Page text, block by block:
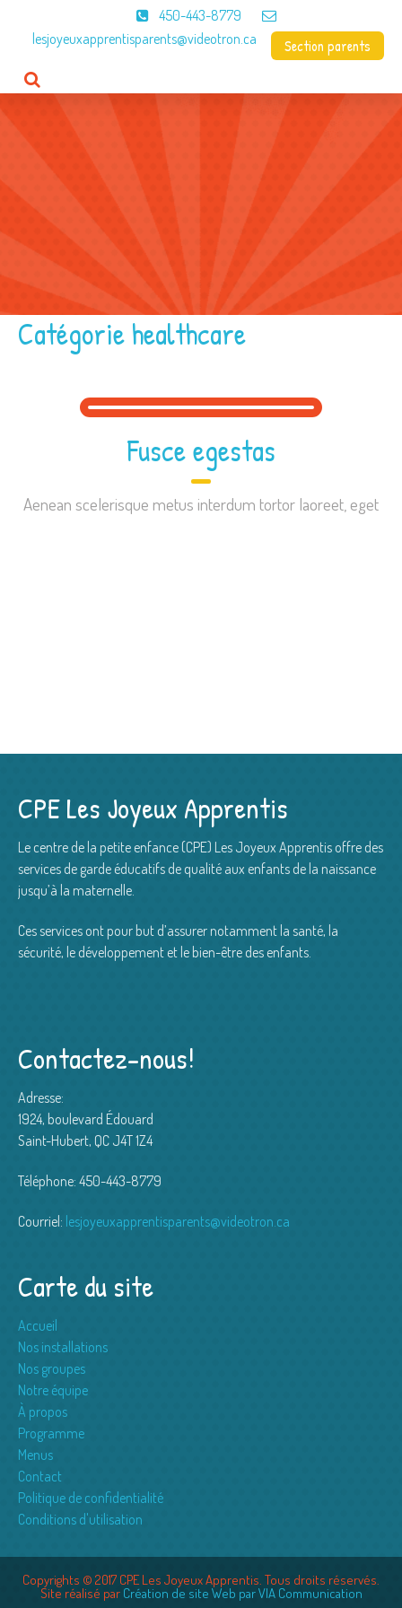
450-443-8779
lesjoyeuxapprentisparents@videotron.ca
Section parents
Catégorie healthcare
Fusce egestas
Aenean scelerisque metus interdum tortor laoreet, eget
CPE Les Joyeux Apprentis
Le centre de la petite enfance (CPE) Les Joyeux Apprentis offre des
services de garde éducatifs de qualité aux enfants de la naissance
jusqu’à la maternelle.
Ces services ont pour but d’assurer notamment la santé, la
sécurité, le développement et le bien-être des enfants.
Contactez-nous!
Adresse:
1924, boulevard Édouard
Saint-Hubert, QC J4T 1Z4
Téléphone: 450-443-8779
Courriel: lesjoyeuxapprentisparents@videotron.ca
Carte du site
Accueil
Nos installations
Nos groupes
Notre équipe
À propos
Programme
Menus
Contact
Politique de confidentialité
Conditions d'utilisation
Copyrights © 2017 CPE Les Joyeux Apprentis. Tous droits réservés.
Site réalisé par Création de site Web par VIA Communication